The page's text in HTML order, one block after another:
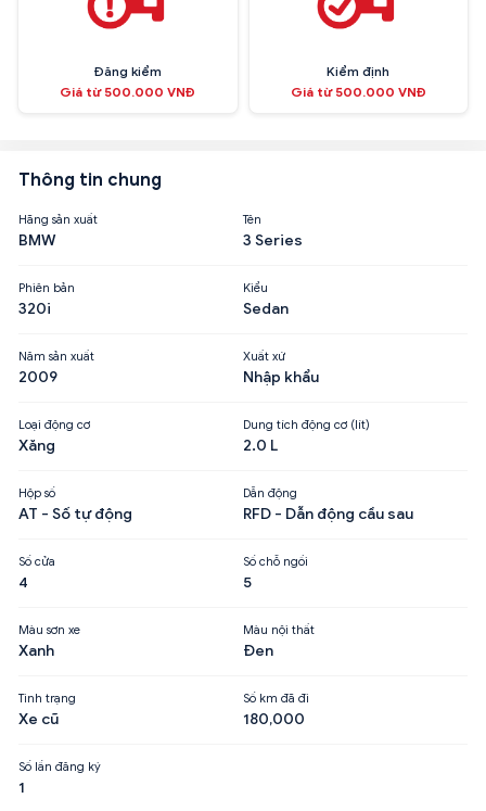
Đăng kiểm
Giá từ 500.000 VNĐ
Kiểm định
Giá từ 500.000 VNĐ
Thông tin chung
Hãng sản xuất
BMW
Tên
3 Series
Phiên bản
320i
Kiểu
Sedan
Năm sản xuất
2009
Xuất xứ
Nhập khẩu
Loại động cơ
Xăng
Dung tích động cơ (lít)
2.0 L
Hộp số
AT - Số tự động
Dẫn động
RFD - Dẫn động cầu sau
Số cửa
4
Số chỗ ngồi
5
Màu sơn xe
Xanh
Màu nội thất
Đen
Tình trạng
Xe cũ
Số km đã đi
180,000
Số lần đăng ký
1